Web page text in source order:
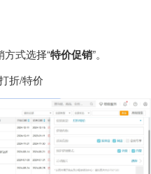
式选择“特价促销”。
折/特价